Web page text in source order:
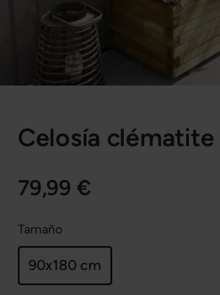
Celosía clématite
79,99 €
Tamaño
90x180 cm